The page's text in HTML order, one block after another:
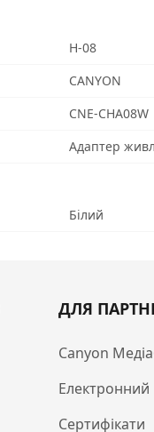
H-08
CANYON
CNE-CHA08W
Адаптер
Білий
ДЛЯ
Canyon
Електронний
Сертифікати